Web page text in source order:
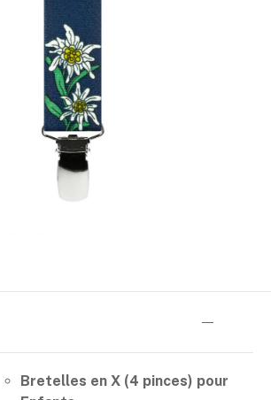
Bretelles en X (4 pinces) pour